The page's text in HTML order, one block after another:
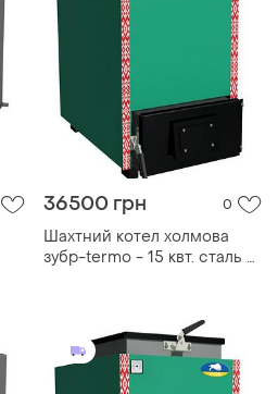
36500 грн 0
Шахтний котел холмова
зубр-termo - 15 квт. сталь 5